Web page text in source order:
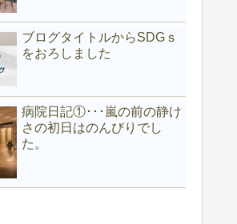
ブログタイトルからSDGｓ
をおろしました
病院日記①･･･嵐の前の静け
さの初日はのんびりでし
た。